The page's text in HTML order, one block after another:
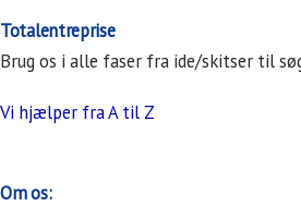
Totalentreprise
Brug os i alle faser fra ide/skitser til
Vi hjælper fra A til Z
Om os: